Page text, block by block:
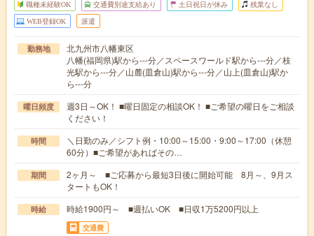
職種未経験OK 交通費別途支給あり 土日祝日が休み 残業なし
WEB登録OK 派遣
勤務地
北九州市八幡東区
八幡(福岡県)駅から---分／スペースワールド駅から---分／枝
光駅から---分／山麓(皿倉山)駅から---分／山上(皿倉山)駅か
ら---分
曜日頻度
週3日～OK！ ■曜日固定の相談OK！ ■ご希望の曜日をご相談
ください！
時間
＼日勤のみ／シフト例・10:00～15:00・9:00～17:00（休憩
60分）■ご希望があればその…
期間
2ヶ月～ ■ご応募から最短3日後に開始可能 8月～、9月ス
タートもOK！
時給 時給1900円～ ■週払いOK ■日収1万5200円以上
交通費